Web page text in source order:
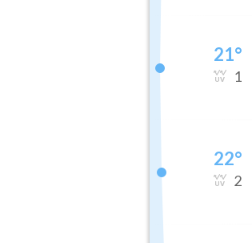
21°
1
22°
2